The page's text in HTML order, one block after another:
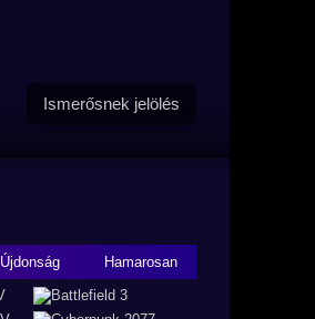
Ismerősnek jelölés
Újdonság Hamarosan